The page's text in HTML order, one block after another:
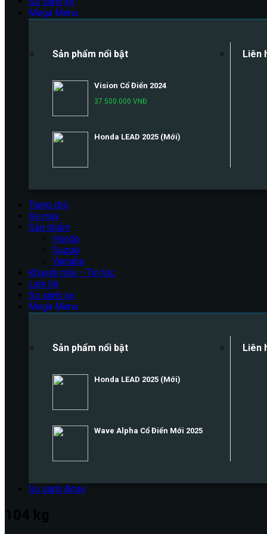
Mega Menu
Sản phẩm nổi bật
Vision Cổ Điển 2024
37.500.000 VNĐ
Honda LEAD 2025 (Mới)
Liên
Trang chủ
Xe máy
Sản phẩm
Honda
Suzuki
Yamaha
Khuyến mãi – Tin tức
Liên hệ
So sánh xe
Mega Menu
Sản phẩm nổi bật
Honda LEAD 2025 (Mới)
Wave Alpha Cổ Điển Mới 2025
Liên
So sánh Array